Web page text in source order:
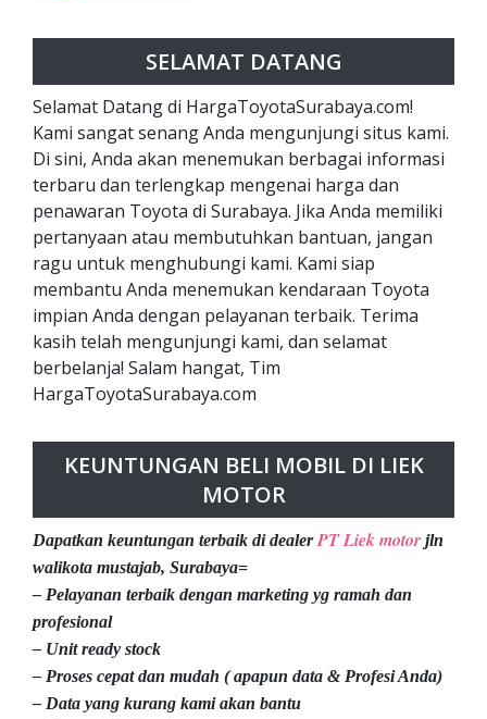
SELAMAT DATANG
Selamat Datang di HargaToyotaSurabaya.com!
Kami sangat senang Anda mengunjungi situs kami.
Di sini, Anda akan menemukan berbagai informasi
terbaru dan terlengkap mengenai harga dan
penawaran Toyota di Surabaya. Jika Anda memiliki
pertanyaan atau membutuhkan bantuan, jangan
ragu untuk menghubungi kami. Kami siap
membantu Anda menemukan kendaraan Toyota
impian Anda dengan pelayanan terbaik. Terima
kasih telah mengunjungi kami, dan selamat
berbelanja! Salam hangat, Tim
HargaToyotaSurabaya.com
KEUNTUNGAN BELI MOBIL DI LIEK
MOTOR
Dapatkan keuntungan terbaik di dealerPT Liek motor jln
walikota mustajab, Surabaya=
– Pelayanan terbaik dengan marketing yg ramah dan
profesional
– Unit ready stock
– Proses cepat dan mudah ( apapun data & Profesi Anda)
– Data yang kurang kami akan bantu